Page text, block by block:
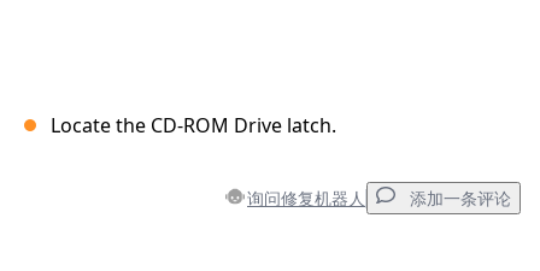
Locate the CD-ROM Drive latch.
询问修复机器人 添加一条评论